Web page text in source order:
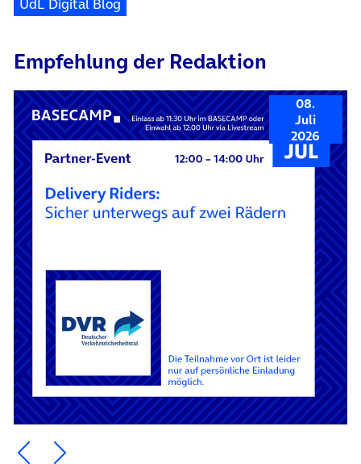
UdL Digital Blog
Empfehlung der Redaktion
08.
Juli
2026
Ein Element zurück blättern
Ein Element weiter blättern